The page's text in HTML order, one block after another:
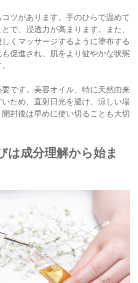
ツがあります。手のひらで温めて
で、浸透力が高まります。また、
くマッサージするように塗布する
促進され、肌をより健やかな状態
です。美容オイル、特に天然由来
ため、直射日光を避け、涼しい場
封後は早めに使い切ることも大切
は成分理解から始ま